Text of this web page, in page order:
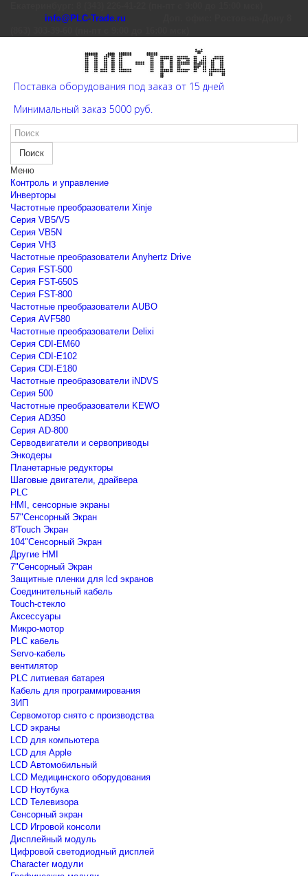
info@PLC-Trade.ru
Поставка оборудования под заказ от 15 дней
Минимальный заказ 5000 руб.
Поиск
Меню
Контроль и управление
Инверторы
Частотные преобразователи Xinje
Cерия VB5/V5
Cерия VB5N
Cерия VH3
Частотные преобразователи Anyhertz Drive
Серия FST-500
Серия FST-650S
Серия FST-800
Частотные преобразователи AUBO
Серия AVF580
Частотные преобразователи Delixi
Серия CDI-EM60
Серия CDI-E102
Серия CDI-E180
Частотные преобразователи iNDVS
Серия 500
Частотные преобразователи KEWO
Серия AD350
Серия AD-800
Серводвигатели и сервоприводы
Энкодеры
Планетарные редукторы
Шаговые двигатели, драйвера
PLC
HMI, сенсорные экраны
57"Сенсорный Экран
8'Touch Экран
104"Сенсорный Экран
Другие HMI
7"Сенсорный Экран
Защитные пленки для lcd экранов
Соединительный кабель
Touch-стекло
Аксессуары
Микро-мотор
PLC кабель
Servo-кабель
вентилятор
PLC литиевая батарея
Кабель для программирования
ЗИП
Сервомотор снято с производства
LCD экраны
LCD для компьютера
LCD для Apple
LCD Автомобильный
LCD Медицинского оборудования
LCD Ноутбука
LCD Телевизора
Сенсорный экран
LCD Игровой консоли
Дисплейный модуль
Цифровой светодиодный дисплей
Сharacter модули